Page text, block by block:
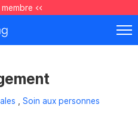
<<
Soin aux personnes